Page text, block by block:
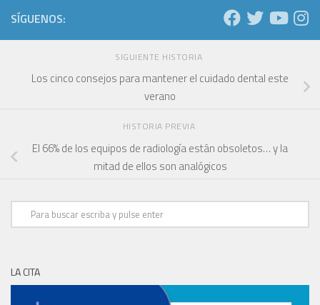
SÍGUENOS:
SIGUIENTE HISTORIA
Los cinco consejos para mantener el cuidado dental este
verano
HISTORIA PREVIA
El 66% de los equipos de radiología están obsoletos… y la
mitad de ellos son analógicos
LA CITA